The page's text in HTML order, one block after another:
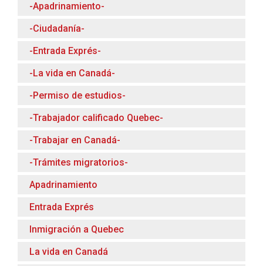
-Apadrinamiento-
-Ciudadanía-
-Entrada Exprés-
-La vida en Canadá-
-Permiso de estudios-
-Trabajador calificado Quebec-
-Trabajar en Canadá-
-Trámites migratorios-
Apadrinamiento
Entrada Exprés
Inmigración a Quebec
La vida en Canadá